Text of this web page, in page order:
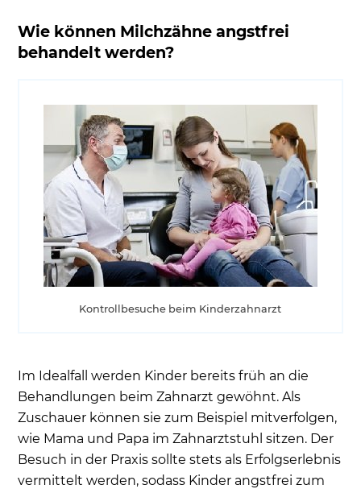
Wie können Milchzähne angstfrei
behandelt werden?
Kontrollbesuche beim Kinderzahnarzt
Im Idealfall werden Kinder bereits früh an die
Behandlungen beim Zahnarzt gewöhnt. Als
Zuschauer können sie zum Beispiel mitverfolgen,
wie Mama und Papa im Zahnarztstuhl sitzen. Der
Besuch in der Praxis sollte stets als Erfolgserlebnis
vermittelt werden, sodass Kinder angstfrei zum